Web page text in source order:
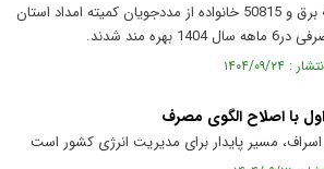
59608 خانواده از تخفیفات برق و 50815 خانواده از مددجویان کمیته امداد استان
مند شدند.
با اصلاح الگوی مصرف
مسیر پایدار برای مدیریت انرژی کشور است